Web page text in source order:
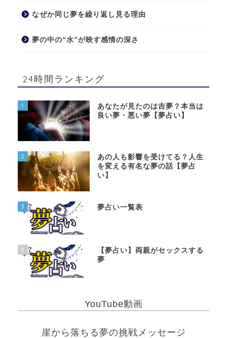
なぜか同じ夢を繰り返し見る理由
夢の中の“水”が映す感情の深さ
24時間ランキング
1
あなたが見たのは吉夢？本当は
良い夢・悪い夢【夢占い】
2
あの人も影響を受けてる？人生
を変える有名な夢の話【夢占
い】
3 夢占い一覧表
4
【夢占い】両親がセックスする
夢
YouTube動画
崖から落ちる夢の挑戦メッセージ